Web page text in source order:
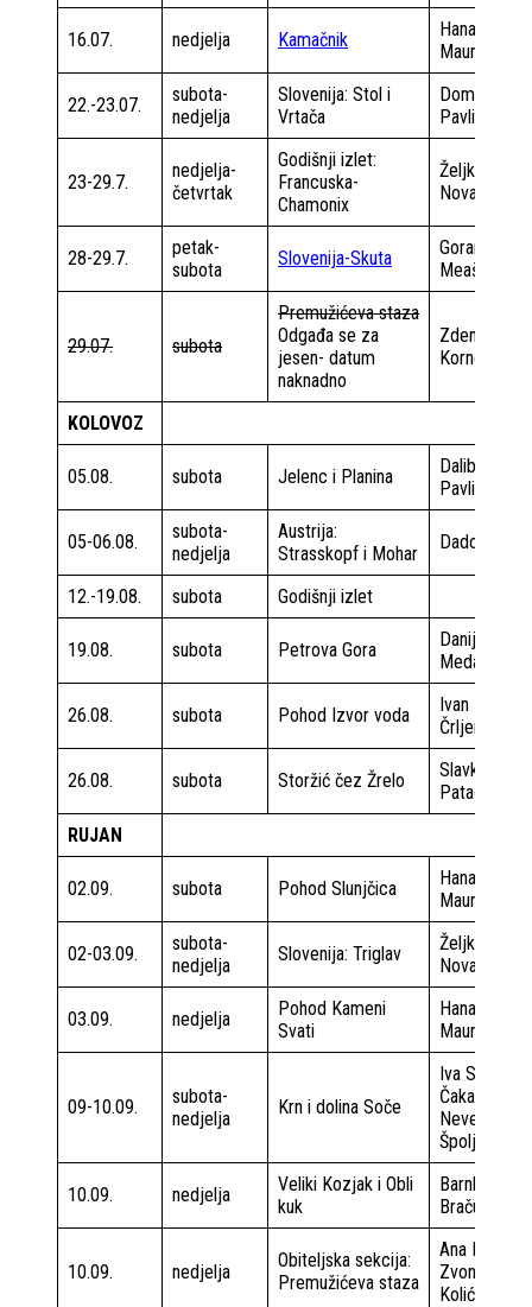
16.07. nedjelja Kamačnik
Hana
Maurović
22.-23.07.
subota-
nedjelja
Slovenija: Stol i
Vrtača
Domagoj
Pavlin
23-29.7.
nedjelja-
četvrtak
Godišnji izlet:
Francuska-
Chamonix
Željko
Novak
28-29.7.
petak-
subota
Slovenija-Skuta
Goran
Meašić
29.07. subota
Premužićeva staza
Odgađa se za
jesen- datum
naknadno
Zdenko
Kornet
KOLOVOZ
05.08. subota Jelenc i Planina
Daliborka
Pavlin
05-06.08.
subota-
nedjelja
Austrija:
Strasskopf i Mohar
Dado Ulipi
12.-19.08. subota Godišnji izlet
19.08. subota Petrova Gora
Danijela
Medaković
26.08. subota Pohod Izvor voda
Ivan
Črljenec
26.08. subota Storžić čez Žrelo
Slavko
Patačko
RUJAN
02.09. subota Pohod Slunjčica
Hana
Maurović
02-03.09.
subota-
nedjelja
Slovenija: Triglav
Željko
Novak
03.09. nedjelja
Pohod Kameni
Svati
Hana
Maurović
09-10.09.
subota-
nedjelja
Krn i dolina Soče
Iva Saćer
Čakarun
Nevenko
Špoljarić
10.09. nedjelja
Veliki Kozjak i Obli
kuk
Barnkica
Bračun
10.09. nedjelja
Obiteljska sekcija:
Premužićeva staza
Ana Milin
Zvonko
Kolić